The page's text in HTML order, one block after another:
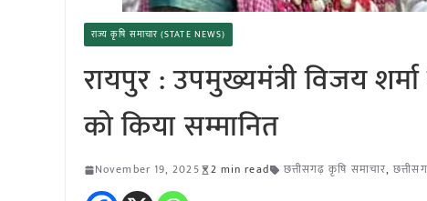
राज्य कृषि समाचार (STATE NEWS)
रायपुर : उपमुख्यमंत्री विजय
को किया सम्मानित
November 19, 2025 2 min read छत्तीसगढ़ कृषि समाचार,